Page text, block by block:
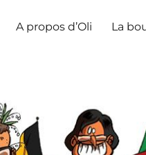
A propos d’Oli La